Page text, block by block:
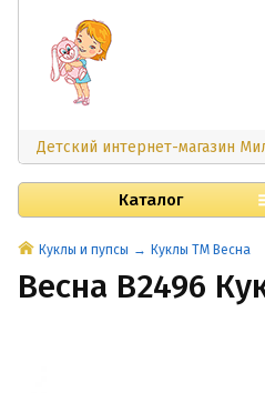
Детский интернет-магазин
Каталог
Куклы и пупсы Куклы ТМ Весна
Весна В2496